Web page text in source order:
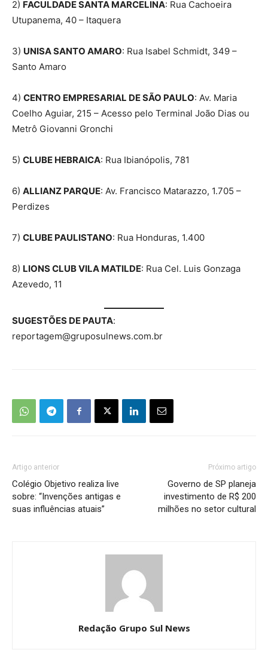
2) FACULDADE SANTA MARCELINA: Rua Cachoeira
Utupanema, 40 – Itaquera
3) UNISA SANTO AMARO: Rua Isabel Schmidt, 349 –
Santo Amaro
4) CENTRO EMPRESARIAL DE SÃO PAULO: Av. Maria
Coelho Aguiar, 215 – Acesso pelo Terminal João Dias ou
Metrô Giovanni Gronchi
5) CLUBE HEBRAICA: Rua Ibianópolis, 781
6) ALLIANZ PARQUE: Av. Francisco Matarazzo, 1.705 –
Perdizes
7) CLUBE PAULISTANO: Rua Honduras, 1.400
8) LIONS CLUB VILA MATILDE: Rua Cel. Luis Gonzaga
Azevedo, 11
SUGESTÕES DE PAUTA:
reportagem@gruposulnews.com.br
Artigo anterior
Colégio Objetivo realiza live
sobre: “Invenções antigas e
suas influências atuais”
Próximo artigo
Governo de SP planeja
investimento de R$ 200
milhões no setor cultural
Redação Grupo Sul News